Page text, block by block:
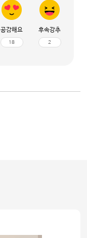
공감해요
18
후속강추
2